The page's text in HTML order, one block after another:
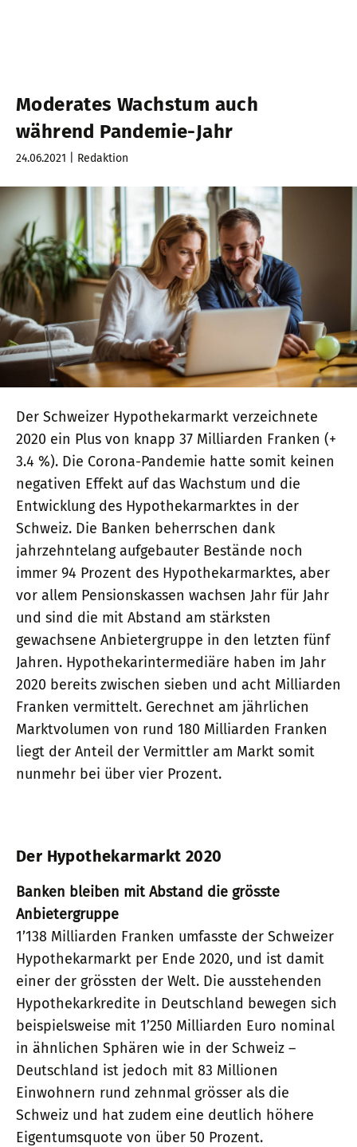
Moderates Wachstum auch
während Pandemie-Jahr
24.06.2021 | Redaktion
Der Schweizer Hypothekarmarkt verzeichnete
2020 ein Plus von knapp 37 Milliarden Franken (+
3.4 %). Die Corona-Pandemie hatte somit keinen
negativen Effekt auf das Wachstum und die
Entwicklung des Hypothekarmarktes in der
Schweiz. Die Banken beherrschen dank
jahrzehntelang aufgebauter Bestände noch
immer 94 Prozent des Hypothekarmarktes, aber
vor allem Pensionskassen wachsen Jahr für Jahr
und sind die mit Abstand am stärksten
gewachsene Anbietergruppe in den letzten fünf
Jahren. Hypothekarintermediäre haben im Jahr
2020 bereits zwischen sieben und acht Milliarden
Franken vermittelt. Gerechnet am jährlichen
Marktvolumen von rund 180 Milliarden Franken
liegt der Anteil der Vermittler am Markt somit
nunmehr bei über vier Prozent.
Der Hypothekarmarkt 2020
Banken bleiben mit Abstand die grösste
Anbietergruppe
1’138 Milliarden Franken umfasste der Schweizer
Hypothekarmarkt per Ende 2020, und ist damit
einer der grössten der Welt. Die ausstehenden
Hypothekarkredite in Deutschland bewegen sich
beispielsweise mit 1’250 Milliarden Euro nominal
in ähnlichen Sphären wie in der Schweiz –
Deutschland ist jedoch mit 83 Millionen
Einwohnern rund zehnmal grösser als die
Schweiz und hat zudem eine deutlich höhere
Eigentumsquote von über 50 Prozent.